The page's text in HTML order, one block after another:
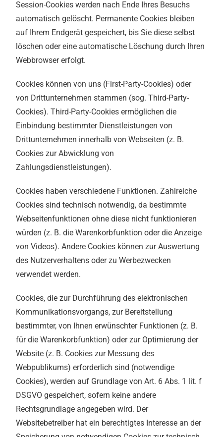
Session-Cookies werden nach Ende Ihres Besuchs
automatisch gelöscht. Permanente Cookies bleiben
auf Ihrem Endgerät gespeichert, bis Sie diese selbst
löschen oder eine automatische Löschung durch Ihren
Webbrowser erfolgt.
Cookies können von uns (First-Party-Cookies) oder
von Drittunternehmen stammen (sog. Third-Party-
Cookies). Third-Party-Cookies ermöglichen die
Einbindung bestimmter Dienstleistungen von
Drittunternehmen innerhalb von Webseiten (z. B.
Cookies zur Abwicklung von
Zahlungsdienstleistungen).
Cookies haben verschiedene Funktionen. Zahlreiche
Cookies sind technisch notwendig, da bestimmte
Webseitenfunktionen ohne diese nicht funktionieren
würden (z. B. die Warenkorbfunktion oder die Anzeige
von Videos). Andere Cookies können zur Auswertung
des Nutzerverhaltens oder zu Werbezwecken
verwendet werden.
Cookies, die zur Durchführung des elektronischen
Kommunikationsvorgangs, zur Bereitstellung
bestimmter, von Ihnen erwünschter Funktionen (z. B.
für die Warenkorbfunktion) oder zur Optimierung der
Website (z. B. Cookies zur Messung des
Webpublikums) erforderlich sind (notwendige
Cookies), werden auf Grundlage von Art. 6 Abs. 1 lit. f
DSGVO gespeichert, sofern keine andere
Rechtsgrundlage angegeben wird. Der
Websitebetreiber hat ein berechtigtes Interesse an der